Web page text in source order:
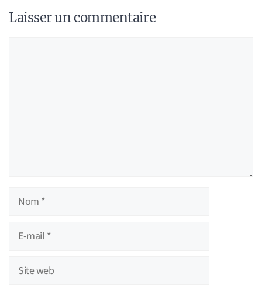
Laisser un commentaire
Nom
Site
web